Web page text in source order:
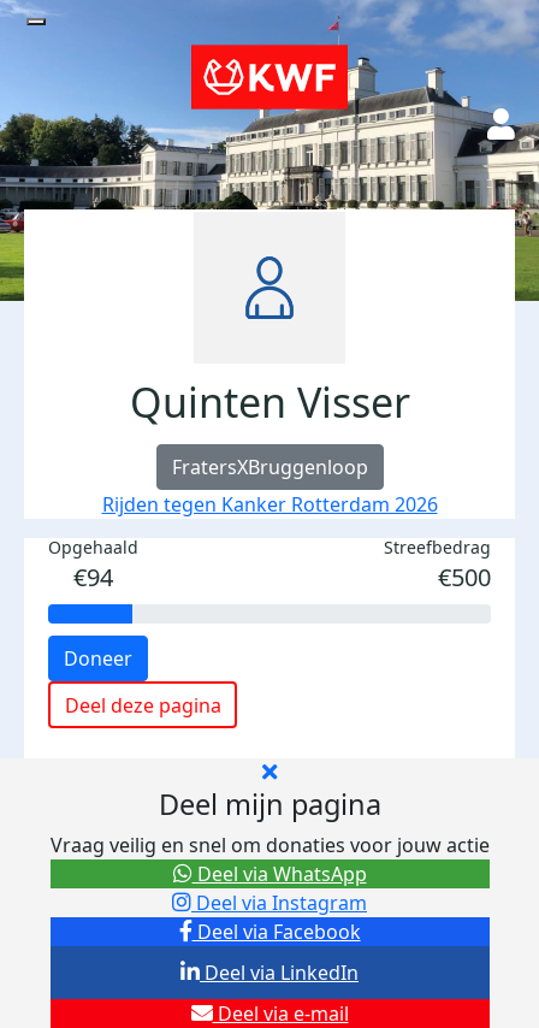
Quinten Visser
FratersXBruggenloop
Rijden tegen Kanker Rotterdam 2026
Opgehaald
€94
Streefbedrag
€500
Doneer
Deel deze pagina
Deel mijn pagina
Vraag veilig en snel om donaties voor jouw actie
Deel via Facebook
Deel via Instagram
Deel via e-mail
Deel via LinkedIn
Deel via WhatsApp